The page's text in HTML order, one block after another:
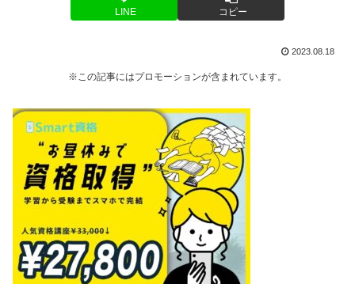
LINE コピー
2023.08.18
※この記事にはプロモーションが含まれています。